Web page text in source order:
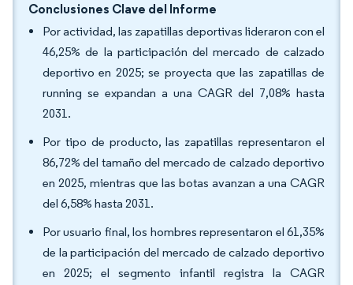
Conclusiones Clave del Informe
Por actividad, las zapatillas deportivas lideraron con el
46,25% de la participación del mercado de calzado
deportivo en 2025; se proyecta que las zapatillas de
running se expandan a una CAGR del 7,08% hasta
2031.
Por tipo de producto, las zapatillas representaron el
86,72% del tamaño del mercado de calzado deportivo
en 2025, mientras que las botas avanzan a una CAGR
del 6,58% hasta 2031.
Por usuario final, los hombres representaron el 61,35%
de la participación del mercado de calzado deportivo
en 2025; el segmento infantil registra la CAGR